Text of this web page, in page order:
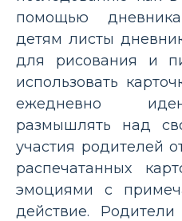
помощью
детям листы
для рисования и
использовать
ежедневно
размышлять над
участия родителей
распечатанных
эмоциями с
действие.